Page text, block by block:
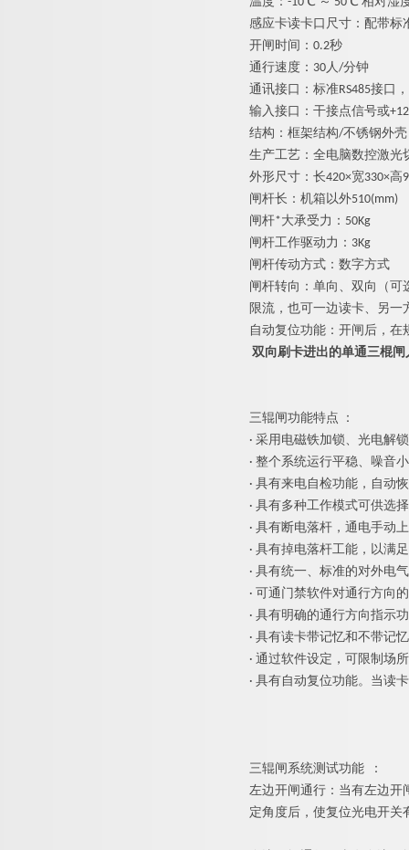
感应卡读卡口尺寸：配带标
开闸时间 ： 0.2秒
通行速度 ： 30人/分钟
通讯接口：标准RS485接口
输入接口：干接点信号或+12
结构：框架结构/不锈钢外壳
生产工艺：全电脑数控激光
外形尺寸： 长420×宽330×高
闸杆长：机箱以外510(mm)
闸杆*大承受力： 50Kg
闸杆工作驱动力 ： 3Kg
闸杆传动方式：数字方式
闸杆转向：单向、双向（
限流，也可一边读卡、另
自动复位功能：开闸后，
双向刷卡进出的单通三棍闸
三辊闸功能特点
：
· 采用电磁铁加锁、光电解
· 整个系统运行平稳、噪音
· 具有来电自检功能，自动
· 具有多种工作模式可供选
· 具有断电落杆，通电手动
· 具有掉电落杆工能，以满
· 具有统一、标准的对外电
· 可通门禁软件对通行方向
· 具有明确的通行方向指示
· 具有读卡带记忆和不带记
· 通过软件设定，可限制场
· 具有自动复位功能。当读
三辊闸系统测试功能
：
左边开闸通行：当有左边开
定角度后，使复位光电开关